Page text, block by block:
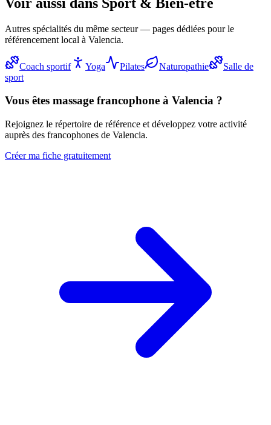
Autres spécialités du même secteur — pages dédiées pour le
référencement local à Valencia.
Coach sportif Yoga Pilates Naturopathie
Salle de
sport
Vous êtes massage francophone à Valencia ?
Rejoignez le répertoire de référence et développez votre activité
auprès des francophones de Valencia.
Créer ma fiche gratuitement